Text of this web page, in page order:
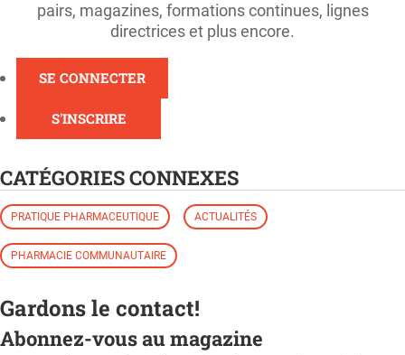
pairs, magazines, formations continues, lignes
directrices et plus encore.
SE CONNECTER
S'INSCRIRE
CATÉGORIES CONNEXES
PRATIQUE PHARMACEUTIQUE ACTUALITÉS
PHARMACIE COMMUNAUTAIRE
Gardons le contact!
Abonnez-vous au magazine